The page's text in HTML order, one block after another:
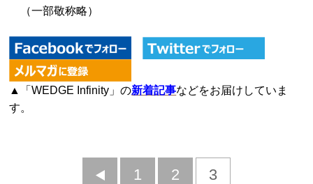
（一部敬称略）
▲「WEDGE Infinity」の新着記事などをお届けしていま
す。
前
1 2 3